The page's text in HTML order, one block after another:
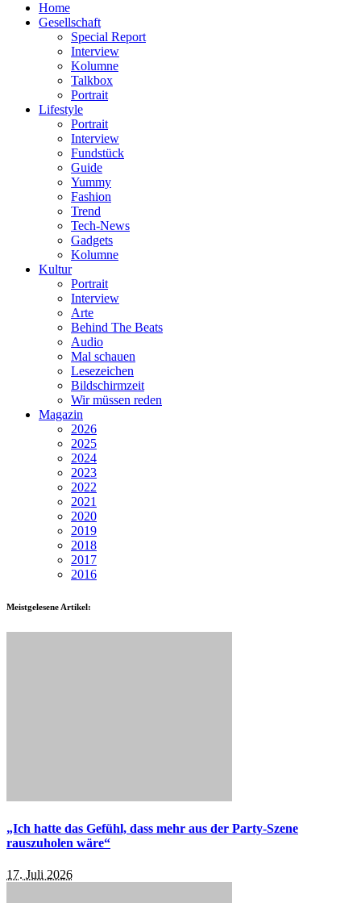
Home
Gesellschaft
Special Report
Interview
Kolumne
Talkbox
Portrait
Lifestyle
Portrait
Interview
Fundstück
Guide
Yummy
Fashion
Trend
Tech-News
Gadgets
Kolumne
Kultur
Portrait
Interview
Arte
Behind The Beats
Audio
Mal schauen
Lesezeichen
Bildschirmzeit
Wir müssen reden
Magazin
2026
2025
2024
2023
2022
2021
2020
2019
2018
2017
2016
Meistgelesene Artikel:
„Ich hatte das Gefühl, dass mehr aus der Party-Szene
rauszuholen wäre“
17. Juli 2026